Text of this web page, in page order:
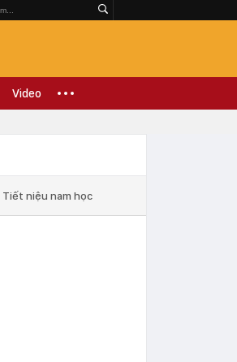
Video
Tiết niệu nam học